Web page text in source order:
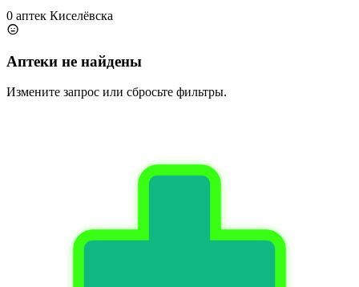
0 аптек Киселёвска
Аптеки не найдены
Измените запрос или сбросьте фильтры.